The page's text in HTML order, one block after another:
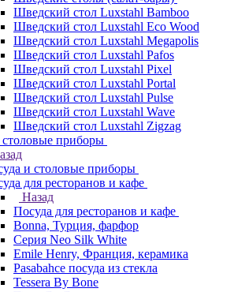
Шведский стол Luxstahl Bamboo
Шведский стол Luxstahl Eco Wood
Шведский стол Luxstahl Megapolis
Шведский стол Luxstahl Pafos
Шведский стол Luxstahl Pixel
Шведский стол Luxstahl Portal
Шведский стол Luxstahl Pulse
Шведский стол Luxstahl Wave
Шведский стол Luxstahl Zigzag
приборы
и столовые приборы
для ресторанов и кафе
Назад
Посуда для ресторанов и кафе
Bonna, Турция, фарфор
Cерия Neo Silk White
Emile Henry, Франция, керамика
Pasabahce посуда из стекла
Tessera By Bone